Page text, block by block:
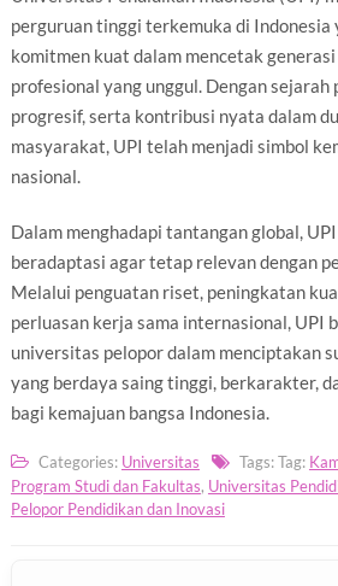
perguruan tinggi terkemuka di Indonesia
komitmen kuat dalam mencetak
profesional yang unggul. Dengan sejarah
progresif, serta kontribusi nyata dalam
masyarakat, UPI telah menjadi simbol
nasional.
Dalam menghadapi tantangan global,
beradaptasi agar tetap relevan dengan
Melalui penguatan riset, peningkatan
perluasan kerja sama internasional, UPI
universitas pelopor dalam menciptakan
yang berdaya saing tinggi, berkarakter,
bagi kemajuan bangsa Indonesia.
Categories: Universitas Tags: Tag:
Program Studi dan Fakultas, Universitas
Pelopor Pendidikan dan Inovasi